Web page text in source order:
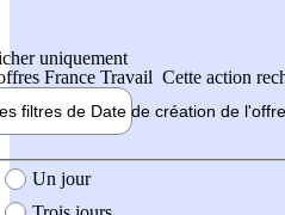
uniquement
France Travail Cette action
filtres de Date de création de l'offre
création de l'offre
Un jour